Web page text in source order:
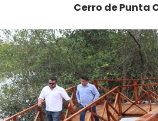
Cerro de Punta